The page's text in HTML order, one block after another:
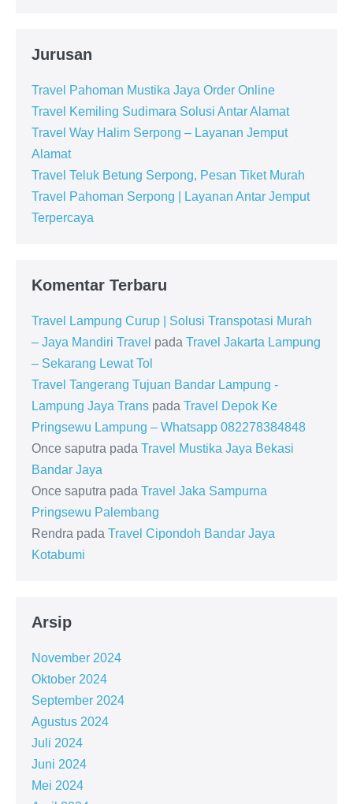
Jurusan
Travel Pahoman Mustika Jaya Order Online
Travel Kemiling Sudimara Solusi Antar Alamat
Travel Way Halim Serpong – Layanan Jemput
Alamat
Travel Teluk Betung Serpong, Pesan Tiket Murah
Travel Pahoman Serpong | Layanan Antar Jemput
Terpercaya
Komentar Terbaru
Travel Lampung Curup | Solusi Transpotasi Murah
– Jaya Mandiri Travel pada Travel Jakarta Lampung
– Sekarang Lewat Tol
Travel Tangerang Tujuan Bandar Lampung -
Lampung Jaya Trans pada Travel Depok Ke
Pringsewu Lampung – Whatsapp 082278384848
Once saputra pada Travel Mustika Jaya Bekasi
Bandar Jaya
Once saputra pada Travel Jaka Sampurna
Pringsewu Palembang
Rendra pada Travel Cipondoh Bandar Jaya
Kotabumi
Arsip
November 2024
Oktober 2024
September 2024
Agustus 2024
Juli 2024
Juni 2024
Mei 2024